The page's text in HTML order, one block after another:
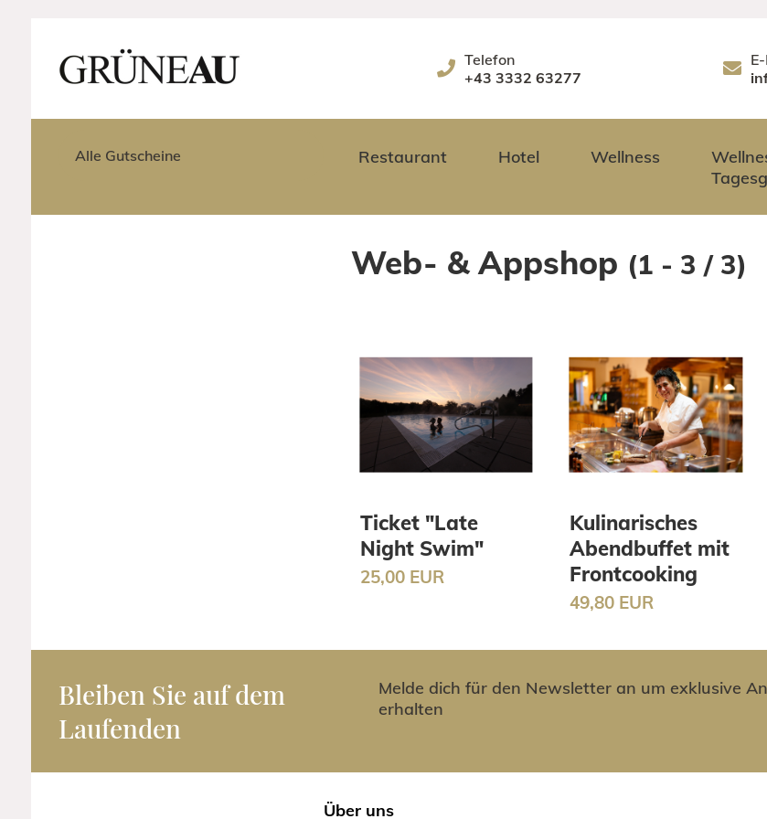
Telefon
+43 3332 63277
Alle Gutscheine Restaurant Hotel Wellness
Web- & Appshop (1 - 3 / 3)
Ticket "Late
Night Swim"
25,00 EUR
Kulinarisches
Abendbuffet mit
Frontcooking
49,80 EUR
Bleiben Sie auf dem
Laufenden
Melde dich für den Newsletter an um exklusive
erhalten
Über uns